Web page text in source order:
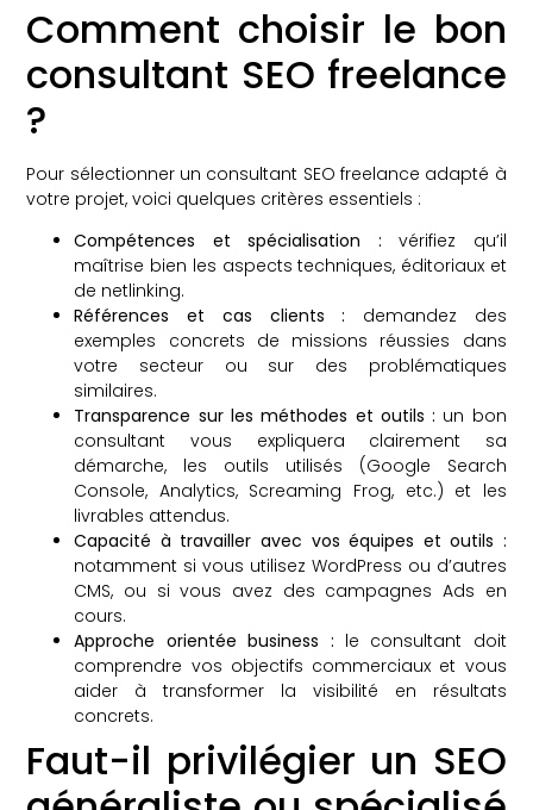
Comment choisir le bon
consultant SEO freelance
?
Pour sélectionner un consultant SEO freelance adapté à
votre projet, voici quelques critères essentiels :
Compétences et spécialisation : vérifiez qu’il
maîtrise bien les aspects techniques, éditoriaux et
de netlinking.
Références et cas clients : demandez des
exemples concrets de missions réussies dans
votre secteur ou sur des problématiques
similaires.
Transparence sur les méthodes et outils : un bon
consultant vous expliquera clairement sa
démarche, les outils utilisés (Google Search
Console, Analytics, Screaming Frog, etc.) et les
livrables attendus.
Capacité à travailler avec vos équipes et outils :
notamment si vous utilisez WordPress ou d’autres
CMS, ou si vous avez des campagnes Ads en
cours.
Approche orientée business : le consultant doit
comprendre vos objectifs commerciaux et vous
aider à transformer la visibilité en résultats
concrets.
Faut-il privilégier un SEO